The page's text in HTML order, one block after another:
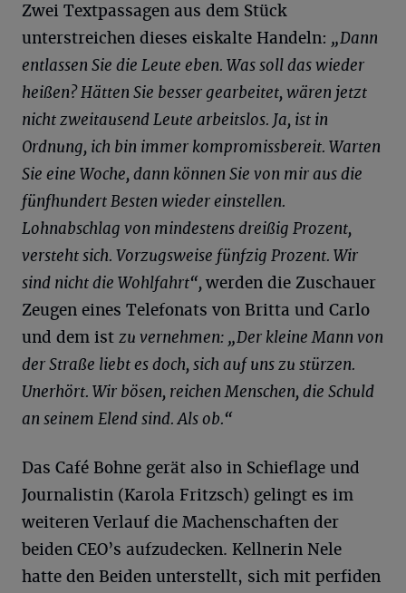
Zwei Textpassagen aus dem Stück
unterstreichen dieses eiskalte Handeln: „Dann
entlassen Sie die Leute eben. Was soll das wieder
heißen? Hätten Sie besser gearbeitet, wären jetzt
nicht zweitausend Leute arbeitslos. Ja, ist in
Ordnung, ich bin immer kompromissbereit. Warten
Sie eine Woche, dann können Sie von mir aus die
fünfhundert Besten wieder einstellen.
Lohnabschlag von mindestens dreißig Prozent,
versteht sich. Vorzugsweise fünfzig Prozent. Wir
sind nicht die Wohlfahrt“,werden die Zuschauer
Zeugen eines Telefonats von Britta und Carlo
und dem ist zu vernehmen: „Der kleine Mann von
der Straße liebt es doch, sich auf uns zu stürzen.
Unerhört. Wir bösen, reichen Menschen, die Schuld
an seinem Elend sind. Als ob.“
Das Café Bohne gerät also in Schieflage und
Journalistin (Karola Fritzsch) gelingt es im
weiteren Verlauf die Machenschaften der
beiden CEO’s aufzudecken. Kellnerin Nele
hatte den Beiden unterstellt, sich mit perfiden